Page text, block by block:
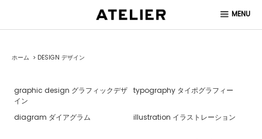
MENU
ホーム > DESIGN デザイン
graphic design グラフィックデザ
イン
typography タイポグラフィー
diagram ダイアグラム illustration イラストレーション